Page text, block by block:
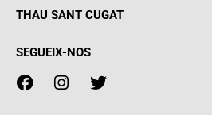
THAU SANT CUGAT
SEGUEIX-NOS